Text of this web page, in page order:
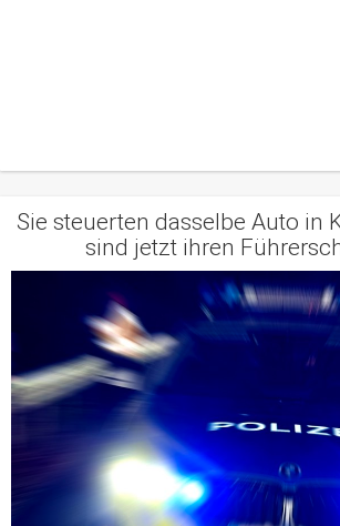
Sie steuerten dasselbe Auto in
sind jetzt ihren